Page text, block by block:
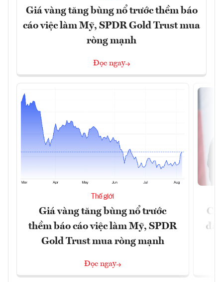
Giá vàng tăng bùng nổ trước thềm báo
cáo việc làm Mỹ, SPDR Gold Trust mua
ròng mạnh
Đọc ngay
Thế giới
Giá vàng tăng bùng nổ trước
thềm báo cáo việc làm Mỹ, SPDR
Gold Trust mua ròng mạnh
Đọc ngay
đã